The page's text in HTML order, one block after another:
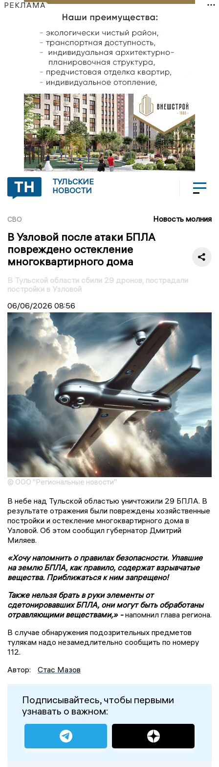
РЕКЛАМА
ТУЛЬСКИЕ
НОВОСТИ
СВО Новость молния
В Узловой после атаки БПЛА
повреждено остекление
многоквартирного дома
В Тульской области сбили 29 дронов, пострадали
постройки в Узловой
06/06/2026 08:56
© ООО "Региональные новости"
В небе над Тульской областью уничтожили 29 БПЛА. В
результате отражения были повреждены хозяйственные
постройки и остекление многоквартирного дома в
Узловой. Об этом сообщил губернатор Дмитрий
Миляев.
«Хочу напомнить о правилах безопасности. Упавшие
на землю БПЛА, как правило, содержат взрывчатые
вещества. Приближаться к ним запрещено!
Также нельзя брать в руки элементы от
сдетонировавших БПЛА, они могут быть обработаны
отравляющими веществами,» - напомнил глава региона.
В случае обнаружения подозрительных предметов
тулякам надо незамедлительно сообщить по номеру
112.
Автор:
Стас Мазов
Подписывайтесь, чтобы первыми
узнавать о важном: